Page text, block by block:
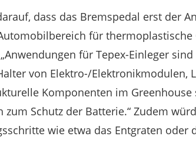
dass das Bremspedal erst der
für
für Tepex-Einleger
von Elektro-/Elektronikmodulen,
Komponenten im
zum Schutz der Batterie.“ Zudem
wie etwa das Entgraten oder